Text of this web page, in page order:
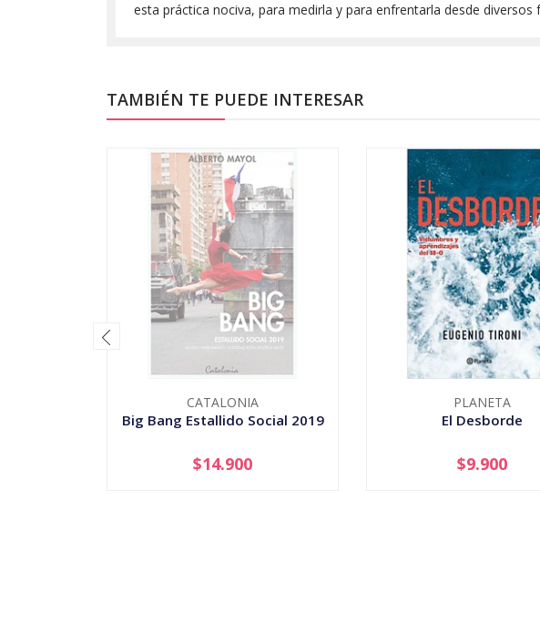
esta práctica nociva, para medirla y para enfrentarla desde
TAMBIÉN TE PUEDE INTERESAR
CATALONIA
Big Bang Estallido Social 2019
AGOTADO
$14.900
PLANETA
El Desborde
+
$9.900